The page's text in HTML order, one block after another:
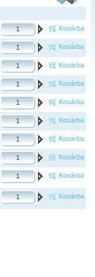
Kosárba
Kosárba
Kosárba
Kosárba
Kosárba
Kosárba
Kosárba
Kosárba
Kosárba
Kosárba